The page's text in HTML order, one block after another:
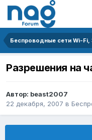
Беспроводные сети Wi-Fi,
Разрешения на
Автор: beast2007
22 декабря, 2007 в